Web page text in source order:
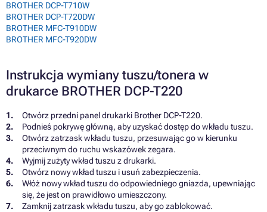
BROTHER DCP-T710W
BROTHER DCP-T720DW
BROTHER MFC-T910DW
BROTHER MFC-T920DW
Instrukcja wymiany tuszu/tonera w
drukarce BROTHER DCP-T220
Otwórz przedni panel drukarki Brother DCP-T220.
Podnieś pokrywę główną, aby uzyskać dostęp do wkładu tuszu.
Otwórz zatrzask wkładu tuszu, przesuwając go w kierunku
przeciwnym do ruchu wskazówek zegara.
Wyjmij zużyty wkład tuszu z drukarki.
Otwórz nowy wkład tuszu i usuń zabezpieczenia.
Włóż nowy wkład tuszu do odpowiedniego gniazda, upewniając
się, że jest on prawidłowo umieszczony.
Zamknij zatrzask wkładu tuszu, aby go zablokować.